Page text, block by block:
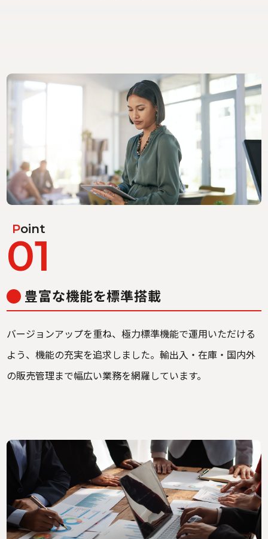
Point
01
豊富な機能を標準搭載
バージョンアップを重ね、極力標準機能で運用いただける
よう、機能の充実を追求しました。輸出入・在庫・国内外
の販売管理まで幅広い業務を網羅しています。